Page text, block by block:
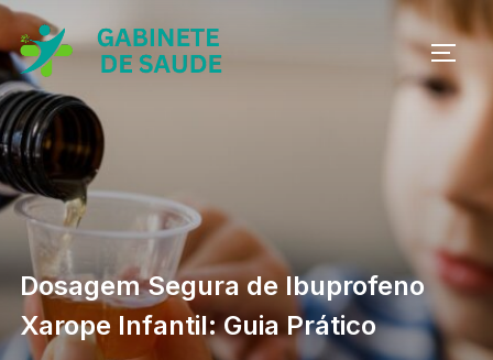
Skip
to
content
Dosagem Segura de Ibuprofeno
Xarope Infantil: Guia Prático